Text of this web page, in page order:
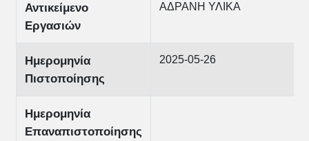
Αντικείμενο
Εργασιών
ΑΔΡΑΝΗ ΥΛΙΚΑ
Ημερομηνία
Πιστοποίησης
2025-05-26
Ημερομηνία
Επαναπιστοποίησης